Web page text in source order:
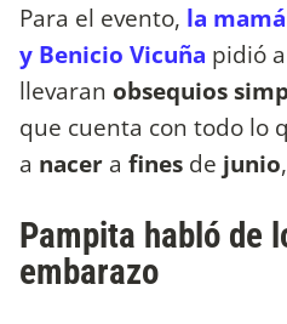
Para el evento, la
y Benicio Vicuña pidió
llevaran obsequios
que cuenta con todo lo
a nacer a fines de junio
Pampita habló de
embarazo